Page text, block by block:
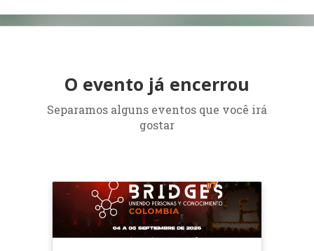
O evento já encerrou
Separamos alguns eventos que você irá
gostar